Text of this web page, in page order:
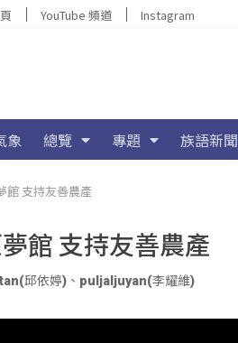
YouTube 頻道 Instagram
象 總覽 專題 族語新聞
館 支持友善農產
館 支持友善農產
邱依婷) 、 puljaljuyan(李耀維)